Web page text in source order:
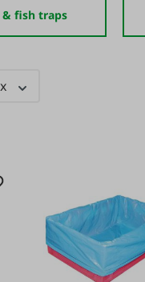
& fish traps